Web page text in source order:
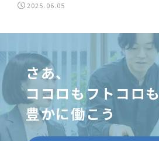
2025.06.05
さあ、
ココロもフトコロも
豊かに働こう